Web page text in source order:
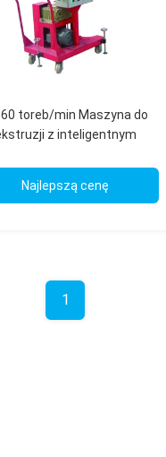
toreb/min Maszyna do
z inteligentnym
Najlepszą cenę
1